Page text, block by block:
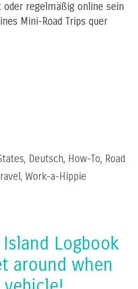
regelmäßig online sein
Mini-Road Trips quer
, Deutsch, How-To, Road
, Work-a-Hippie
Logbook
around when